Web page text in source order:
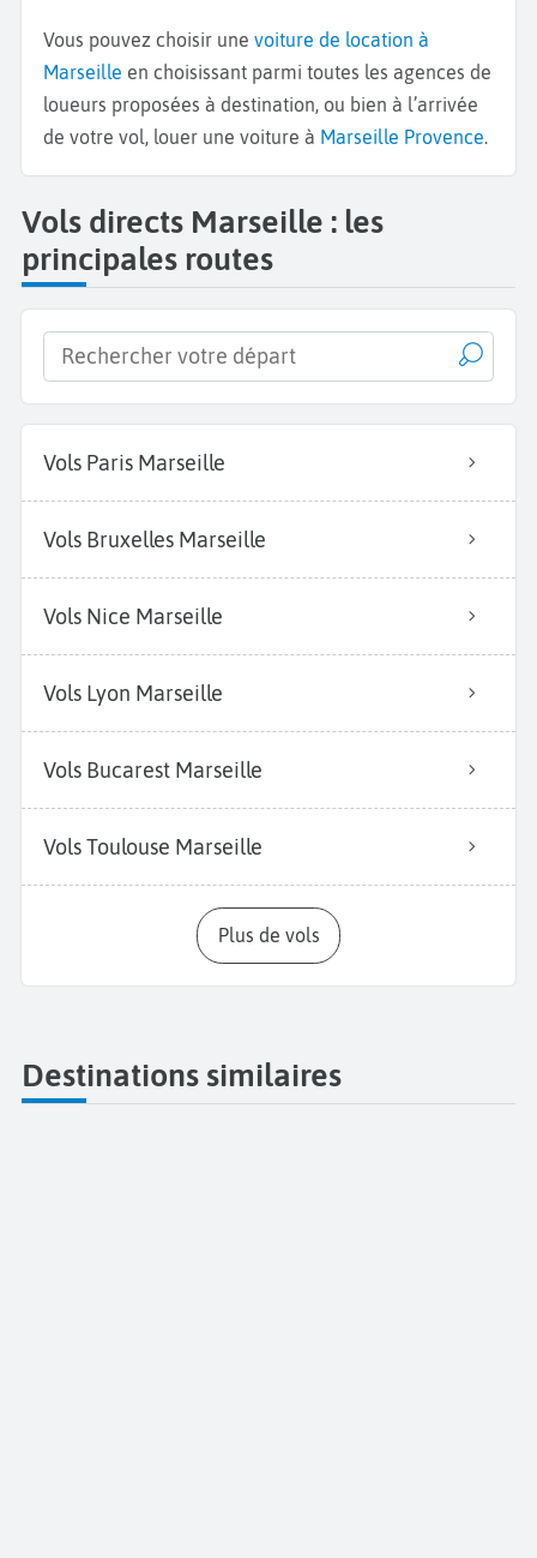
Vous pouvez choisir une voiture de location à
Marseille en choisissant parmi toutes les agences de
loueurs proposées à destination, ou bien à l’arrivée
de votre vol, louer une voiture à Marseille Provence.
Vols directs Marseille : les
principales routes
Vols Paris Marseille
Vols Bruxelles Marseille
Vols Nice Marseille
Vols Lyon Marseille
Vols Bucarest Marseille
Vols Toulouse Marseille
Plus de vols
Destinations similaires